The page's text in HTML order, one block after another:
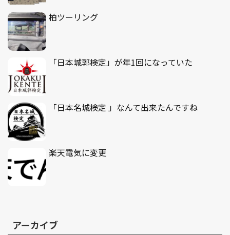
柏ツーリング
「日本城郭検定」が年1回になっていた
「日本名城検定 」なんて出来たんですね
楽天電気に変更
アーカイブ